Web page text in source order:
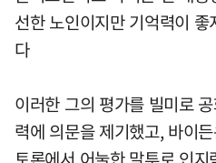
선한 노인이지만 기억력이
다
이러한 그의 평가를 빌미로
력에 의문을 제기했고, 바이